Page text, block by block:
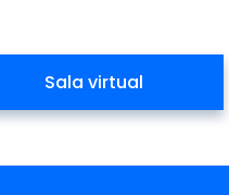
Sala virtual